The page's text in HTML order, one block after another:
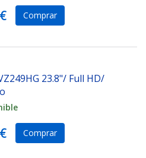
Comprar
23.8"/ Full HD/
Comprar